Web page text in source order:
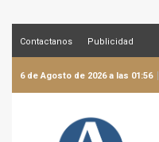
Contactanos Publicidad
6 de Agosto de 2026 a las 01:56